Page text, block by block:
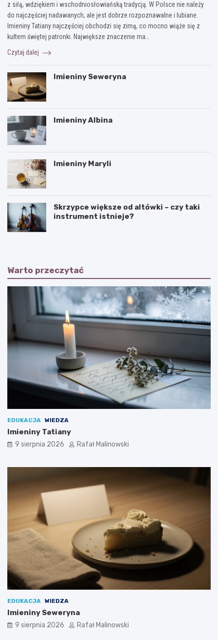
z siłą, wdziękiem i wschodniosłowiańską tradycją. W Polsce nie należy
do najczęściej nadawanych, ale jest dobrze rozpoznawalne i lubiane.
Imieniny Tatiany najczęściej obchodzi się zimą, co mocno wiąże się z
kultem świętej patronki. Największe znaczenie ma…
Czytaj dalej
Imieniny Seweryna
Imieniny Albina
Imieniny Maryli
Skrzypce większe od altówki – czy taki
instrument istnieje?
Warto przeczytać
EDUKACJA WIEDZA
Imieniny Tatiany
9 sierpnia 2026 Rafał Malinowski
EDUKACJA WIEDZA
Imieniny Seweryna
9 sierpnia 2026 Rafał Malinowski